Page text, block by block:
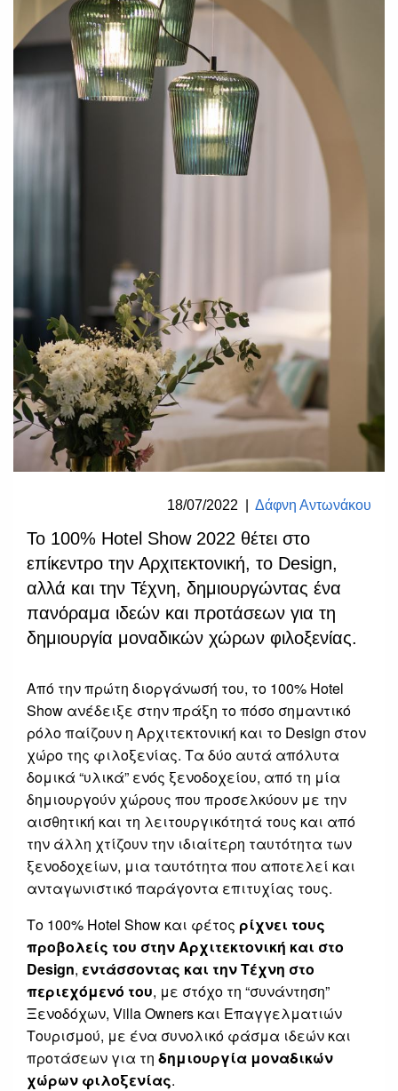
18/07/2022 Δάφνη Αντωνάκου
Το 100% Hotel Show 2022 θέτει στο
επίκεντρο την Αρχιτεκτονική, το Design,
αλλά και την Τέχνη, δημιουργώντας ένα
πανόραμα ιδεών και προτάσεων για τη
δημιουργία μοναδικών χώρων φιλοξενίας.
Από την πρώτη διοργάνωσή του, το 100% Hotel
Show ανέδειξε στην πράξη το πόσο σημαντικό
ρόλο παίζουν η Αρχιτεκτονική και το Design στον
χώρο της φιλοξενίας. Τα δύο αυτά απόλυτα
δομικά “υλικά” ενός ξενοδοχείου, από τη μία
δημιουργούν χώρους που προσελκύουν με την
αισθητική και τη λειτουργικότητά τους και από
την άλλη χτίζουν την ιδιαίτερη ταυτότητα των
ξενοδοχείων, μια ταυτότητα που αποτελεί και
ανταγωνιστικό παράγοντα επιτυχίας τους.
Το 100% Hotel Show και φέτος ρίχνει τους
προβολείς του στην Αρχιτεκτονική και στο
Design, εντάσσοντας και την Τέχνη στο
περιεχόμενό του, με στόχο τη “συνάντηση”
Ξενοδόχων, Villa Owners και Επαγγελματιών
Τουρισμού, με ένα συνολικό φάσμα ιδεών και
προτάσεων για τη δημιουργία μοναδικών
χώρων φιλοξενίας.